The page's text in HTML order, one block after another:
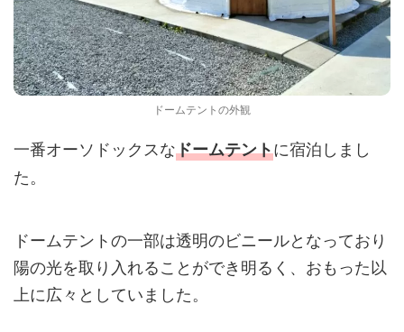
ドームテントの外観
一番オーソドックスなドームテントに宿泊しまし
た。
ドームテントの一部は透明のビニールとなっており
陽の光を取り入れることができ明るく、おもった以
上に広々としていました。